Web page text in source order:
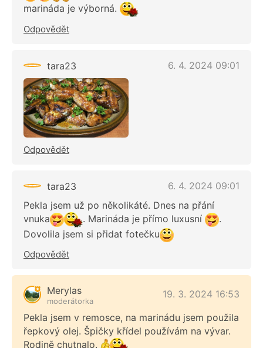
marináda je výborná.
Odpovědět
tara23 6. 4. 2024 09:01
Odpovědět
tara23
6. 4. 2024 09:01
Pekla jsem už po několikáté. Dnes na přání
vnuka
. Marináda je přímo luxusní
.
Dovolila jsem si přidat fotečku
Odpovědět
Merylas
moderátorka
19. 3. 2024 16:53
Pekla jsem v remosce, na marinádu jsem použila
řepkový olej. Špičky křídel používám na vývar.
Rodině chutnalo.